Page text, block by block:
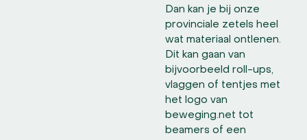
Dan kan je bij onze
provinciale zetels heel
wat materiaal ontlenen.
Dit kan gaan van
bijvoorbeeld roll-ups,
vlaggen of tentjes met
het logo van
beweging.net tot
beamers of een